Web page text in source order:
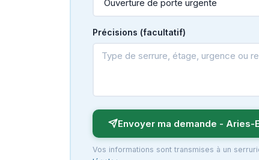
Précisions (facultatif)
Envoyer ma demande - Aries-
Vos informations sont transmises à un